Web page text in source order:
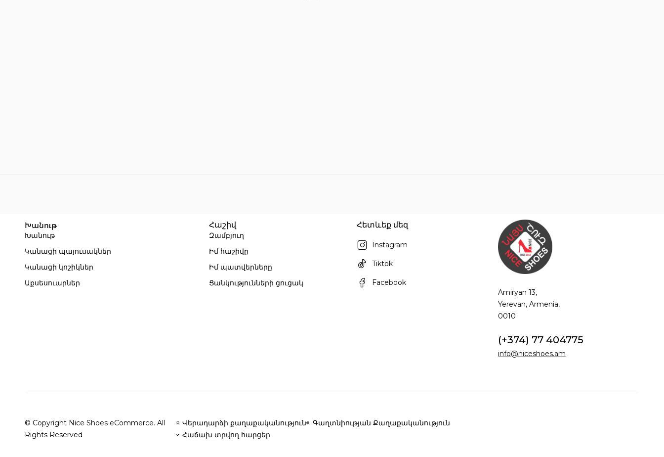
Խանութ
Խանութ
Կանացի պայուսակներ
Կանացի կոշիկներ
Աքսեսուարներ
Հաշիվ
Զամբյուղ
Իմ հաշիվը
Իմ պատվերները
Ցանկությունների ցուցակ
Հետևեք մեզ
Instagram
Tiktok
Facebook
Amiryan 13,
Yerevan, Armenia,
0010
(+374) 77 404775
info@niceshoes.am
© Copyright Nice Shoes eCommerce. All
Rights Reserved
Վերադարձի քաղաքականություն
Գաղտնիության Քաղաքականություն
Հաճախ տրվող հարցեր